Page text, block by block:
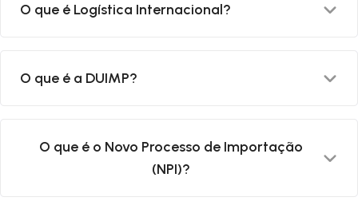
O que é Logística Internacional?
fundamental para a expansão do comércio exterior,
internacionais.
O que é a DUIMP?
faz parte do Novo Processo de Importação (NPI) que
está em implantação no Portal Único de Comércio
O que é o Novo Processo de Importação
(NPI)?